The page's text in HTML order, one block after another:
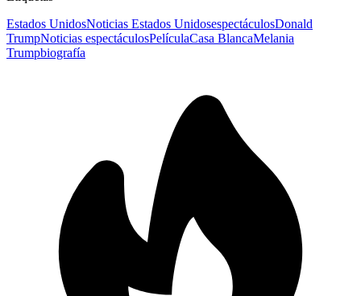
Estados UnidosNoticias Estados UnidosespectáculosDonald
TrumpNoticias espectáculosPelículaCasa BlancaMelania
Trumpbiografía